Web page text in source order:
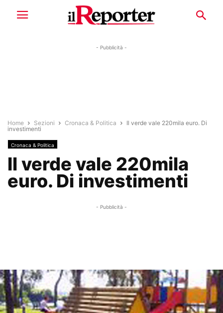
- Pubblicità -
Home Sezioni Cronaca & Politica
Il verde vale 220mila euro. Di
investimenti
Cronaca & Politica
Il verde vale 220mila
euro. Di investimenti
- Pubblicità -